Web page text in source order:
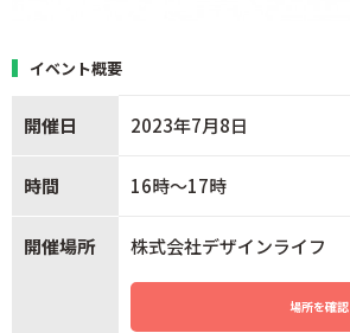
イベント概要
開催日 2023年7月8日
時間 16時～17時
開催場所 株式会社デザインライフ
場所を確認